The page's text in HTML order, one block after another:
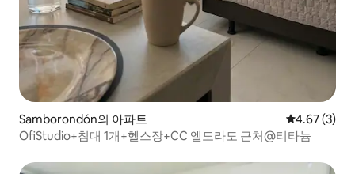
Samborondón의 아파트 평점 4.67점
4.67 (3)
OfiStudio+침대 1개+헬스장+CC 엘도라도 근처@티타늄